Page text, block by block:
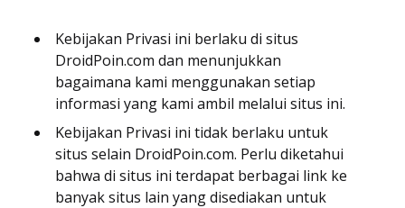
Kebijakan Privasi ini berlaku di situs
DroidPoin.com dan menunjukkan
bagaimana kami menggunakan setiap
informasi yang kami ambil melalui situs ini.
Kebijakan Privasi ini tidak berlaku untuk
situs selain DroidPoin.com. Perlu diketahui
bahwa di situs ini terdapat berbagai link ke
banyak situs lain yang disediakan untuk